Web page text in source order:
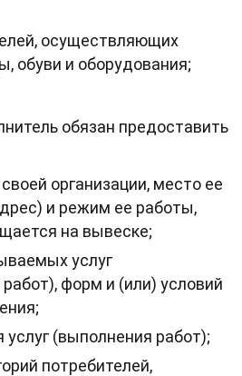
осуществляющих
обуви и оборудования;
обязан предоставить
организации, место ее
и режим ее работы,
на вывеске;
услуг
форм и (или) условий
услуг (выполнения работ);
потребителей,